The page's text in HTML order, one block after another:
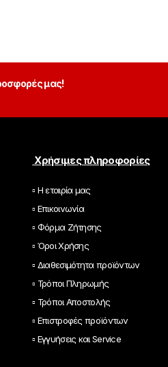
μας!
Χρήσιμες πληροφορίες
▫ Η εταιρία μας
▫ Επικοινωνία
▫ Φόρμα Ζήτησης
▫ Όροι Χρήσης
▫ Διαθεσιμότητα προϊόντων
▫ Τρόποι Πληρωμής
▫ Τρόποι Αποστολής
▫ Επιστροφές προϊόντων
▫ Εγγυήσεις και Service